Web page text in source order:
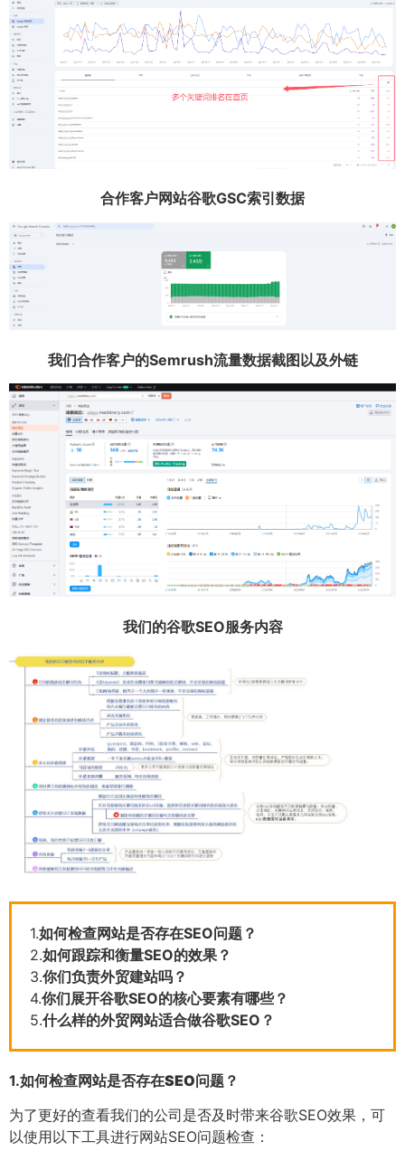
合作客户网站谷歌GSC索引数据
我们合作客户的Semrush流量数据截图以及外链
我们的谷歌SEO服务内容
1.如何检查网站是否存在SEO问题？
2.如何跟踪和衡量SEO的效果？
3.你们负责外贸建站吗？
4.你们展开谷歌SEO的核心要素有哪些？
5.什么样的外贸网站适合做谷歌SEO？
1.如何检查网站是否存在SEO问题？
为了更好的查看我们的公司是否及时带来谷歌SEO效果，可
以使用以下工具进行网站SEO问题检查：